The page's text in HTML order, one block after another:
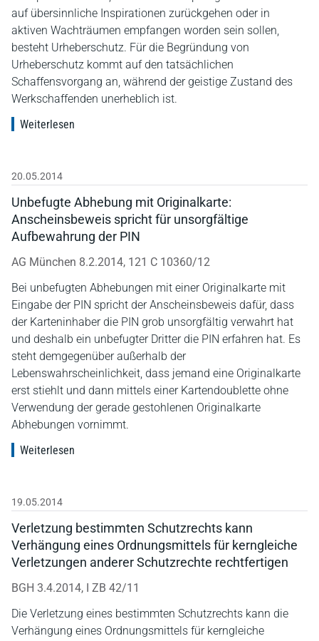
auf übersinnliche Inspirationen zurückgehen oder in
aktiven Wachträumen empfangen worden sein sollen,
besteht Urheberschutz. Für die Begründung von
Urheberschutz kommt auf den tatsächlichen
Schaffensvorgang an, während der geistige Zustand des
Werkschaffenden unerheblich ist.
Weiterlesen
20.05.2014
Unbefugte Abhebung mit Originalkarte:
Anscheinsbeweis spricht für unsorgfältige
Aufbewahrung der PIN
AG München 8.2.2014, 121 C 10360/12
Bei unbefugten Abhebungen mit einer Originalkarte mit
Eingabe der PIN spricht der Anscheinsbeweis dafür, dass
der Karteninhaber die PIN grob unsorgfältig verwahrt hat
und deshalb ein unbefugter Dritter die PIN erfahren hat. Es
steht demgegenüber außerhalb der
Lebenswahrscheinlichkeit, dass jemand eine Originalkarte
erst stiehlt und dann mittels einer Kartendoublette ohne
Verwendung der gerade gestohlenen Originalkarte
Abhebungen vornimmt.
Weiterlesen
19.05.2014
Verletzung bestimmten Schutzrechts kann
Verhängung eines Ordnungsmittels für kerngleiche
Verletzungen anderer Schutzrechte rechtfertigen
BGH 3.4.2014, I ZB 42/11
Die Verletzung eines bestimmten Schutzrechts kann die
Verhängung eines Ordnungsmittels für kerngleiche